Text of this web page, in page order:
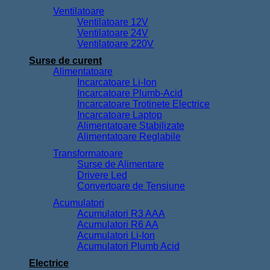
Ventilatoare
Ventilatoare 12V
Ventilatoare 24V
Ventilatoare 220V
Surse de curent
Alimentatoare
Incarcatoare Li-Ion
Incarcatoare Plumb-Acid
Incarcatoare Trotinete Electrice
Incarcatoare Laptop
Alimentatoare Stabilizate
Alimentatoare Reglabile
Transformatoare
Surse de Alimentare
Drivere Led
Convertoare de Tensiune
Acumulatori
Acumulatori R3 AAA
Acumulatori R6 AA
Acumulatori Li-Ion
Acumulatori Plumb Acid
Electrice